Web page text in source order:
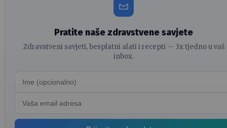
Pratite naše zdravstvene savjete
Zdravstveni savjeti, besplatni alati i recepti -- 3x tjedno u vaš
inbox.